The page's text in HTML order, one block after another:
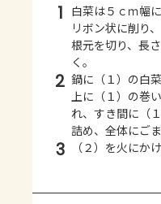
1 白菜は５ｃｍ幅
リボン状に削り
根元を切り、長
く。
2 鍋に（１）の白
上に（１）の巻
れ、すき間に（
詰め、全体にご
3 （２）を火にか